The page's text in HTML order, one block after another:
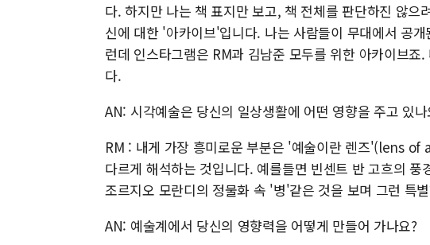
다. 하지만 나는 책 표지만 보고, 책 전체를 판단하진 않
신에 대한 '아카이브'입니다. 나는 사람들이 무대에서 공
런데 인스타그램은 RM과 김남준 모두를 위한 아카이브
다.
AN: 시각예술은 당신의 일상생활에 어떤 영향을 주고 있나
RM : 내게 가장 흥미로운 부분은 '예술이란 렌즈'(lens of
다르게 해석하는 것입니다. 예를들면 빈센트 반 고흐의
조르지오 모란디의 정물화 속 '병'같은 것을 보며 그런 특
AN: 예술계에서 당신의 영향력을 어떻게 만들어 가나요?